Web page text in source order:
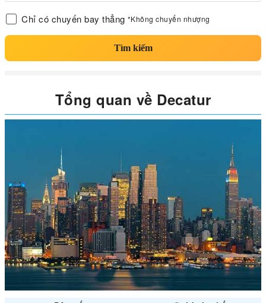
Chỉ có chuyến bay thẳng *Không chuyển nhượng
Tìm kiếm
Tổng quan về Decatur